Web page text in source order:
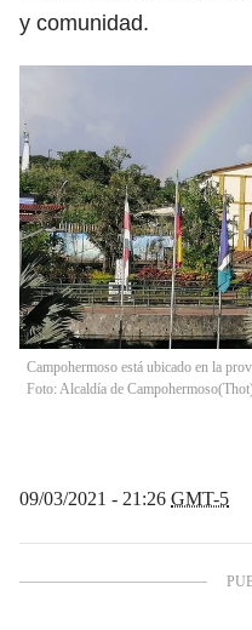
y comunidad.
Campohermoso está ubicado en la
Foto: Alcaldía de Campohermoso(Thot
09/03/2021 - 21:26 GMT-5